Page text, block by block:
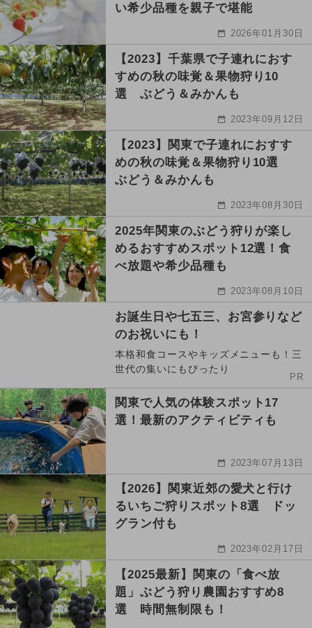
い希少品種を親子で堪能
2026年01月30日
【2023】千葉県で子連れにおす
すめの秋の味覚＆果物狩り10
選 ぶどう＆みかんも
2023年09月12日
【2023】関東で子連れにおすす
めの秋の味覚＆果物狩り10選
ぶどう＆みかんも
2023年08月30日
2025年関東のぶどう狩りが楽し
めるおすすめスポット12選！食
べ放題や希少品種も
2023年08月10日
お誕生日や七五三、お宮参りなど
のお祝いにも！
本格和食コースやキッズメニューも！三
世代の集いにもぴったり
PR
関東で人気の体験スポット17
選！最新のアクティビティも
2023年07月13日
【2026】関東近郊の愛犬と行け
るいちご狩りスポット8選 ドッ
グラン付も
2023年02月17日
【2025最新】関東の「食べ放
題」ぶどう狩り農園おすすめ8
選 時間無制限も！